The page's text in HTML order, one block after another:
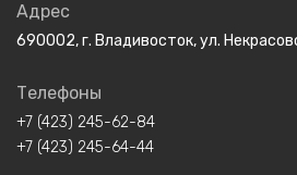
Адрес
690002, г. Владивосток, ул.
Телефоны
+7 (423) 245-62-84
+7 (423) 245-64-44